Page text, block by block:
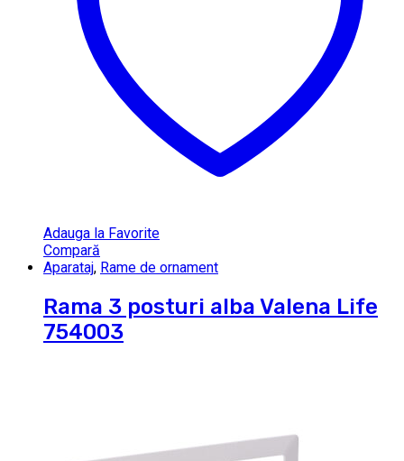
Adauga la Favorite
Compară
Aparataj, Rame de ornament
Rama 3 posturi alba Valena Life
754003